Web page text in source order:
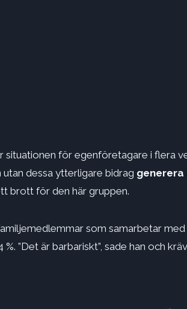
situationen för egenföretagare i flera
dessa ytterligare bidrag
brott för den här gruppen.
som samarbetar
”Det är barbariskt”, sade han och